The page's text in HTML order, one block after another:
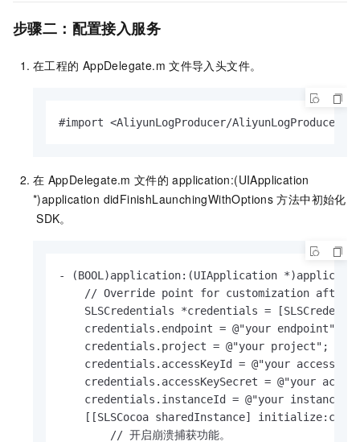
步骤二：配置接入服务
在工程的 AppDelegate.m 文件导入头文件。
#import <AliyunLogProducer/AliyunLogProducer.h>
在 AppDelegate.m 文件的 application:(UIApplication
*)application didFinishLaunchingWithOptions 方法中初始化
SDK。
- (BOOL)application:(UIApplication
// Override point for customization after
SLSCredentials *credentials =
    credentials.endpoint = @"your endpoint";
    credentials.project = @"your project";
credentials.accessKeyId = @"your access
credentials.accessKeySecret = @"your
credentials.instanceId = @"your instance
[[SLSCocoa sharedInstance]
        // 开启崩溃捕获功能。